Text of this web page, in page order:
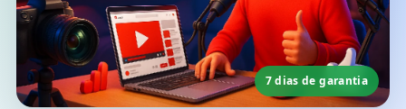
7 dias de garantia